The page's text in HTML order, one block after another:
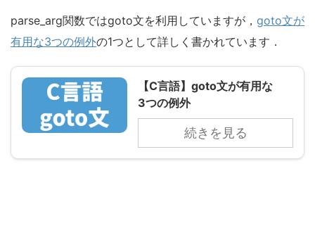
parse_arg関数ではgoto文を利用していますが， goto文が
有用な3つの例外の1つとして詳しく書かれています．
【C言語】goto文が有用な
3つの例外
続きを見る